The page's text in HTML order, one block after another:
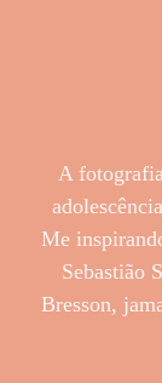
A
Me
Sebastião
Bresson,